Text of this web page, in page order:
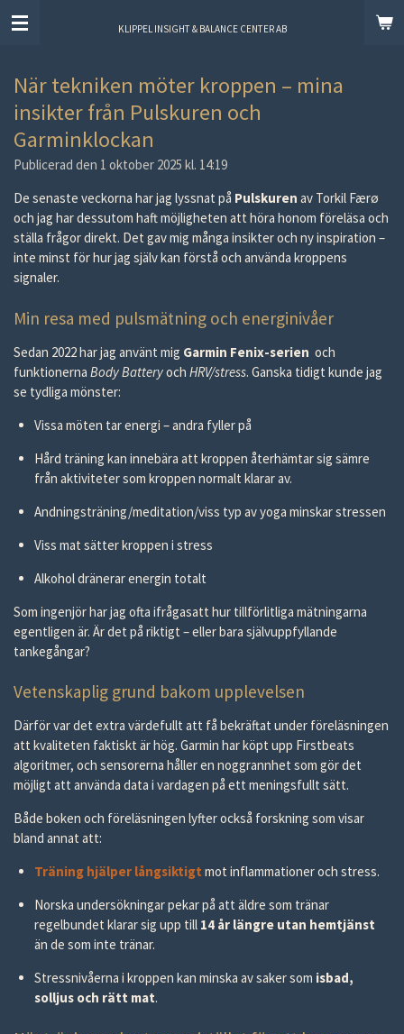
Hoppa
KLIPPEL INSIGHT & BALANCE CENTER AB
När tekniken möter kroppen – mina
insikter från Pulskuren och
Garminklockan
Publicerad den 1 oktober 2025 kl. 14:19
De senaste veckorna har jag lyssnat på Pulskuren av Torkil Færø
och jag har dessutom haft möjligheten att höra honom föreläsa och
ställa frågor direkt. Det gav mig många insikter och ny inspiration –
inte minst för hur jag själv kan förstå och använda kroppens
signaler.
Min resa med pulsmätning och energinivåer
Sedan 2022 har jag använt mig Garmin Fenix-serien och
funktionerna Body Batteryoch HRV/stress. Ganska tidigt kunde jag
se tydliga mönster:
Vissa möten tar energi – andra fyller på
Hård träning kan innebära att kroppen återhämtar sig sämre
från aktiviteter som kroppen normalt klarar av.
Andningsträning/meditation/viss typ av yoga minskar stressen
Viss mat sätter kroppen i stress
Alkohol dränerar energin totalt
Som ingenjör har jag ofta ifrågasatt hur tillförlitliga mätningarna
egentligen är. Är det på riktigt – eller bara självuppfyllande
tankegångar?
Vetenskaplig grund bakom upplevelsen
Därför var det extra värdefullt att få bekräftat under föreläsningen
att kvaliteten faktiskt är hög. Garmin har köpt upp Firstbeats
algoritmer, och sensorerna håller en noggrannhet som gör det
möjligt att använda data i vardagen på ett meningsfullt sätt.
Både boken och föreläsningen lyfter också forskning som visar
bland annat att:
Träning hjälper långsiktigt mot inflammationer och stress.
Norska undersökningar pekar på att äldre som tränar
regelbundet klarar sig upp till 14 år längre utan hemtjänst
än de som inte tränar.
Stressnivåerna i kroppen kan minska av saker som isbad,
solljus och rätt mat.